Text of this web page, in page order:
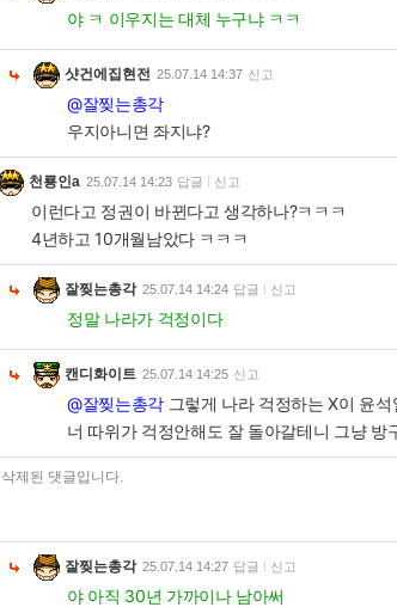
야 ㅋ 이우지는 대체 누구냐 ㅋㅋ
샷건에집현전 25.07.14 14:37 신고
@잘찢는총각
우지아니면 좌지냐?
천룡인a 25.07.14 14:23 답글 신고
이런다고 정권이 바뀐다고 생각하나?ㅋㅋㅋ
4년하고 10개월남았다 ㅋㅋㅋ
잘찢는총각 25.07.14 14:24 답글 신고
정말 나라가 걱정이다
캔디화이트 25.07.14 14:25 신고
@잘찢는총각그렇게 나라 걱정하는 X이 윤
너 따위가 걱정안해도 잘 돌아갈테니 그냥
삭제된 댓글입니다.
잘찢는총각 25.07.14 14:27 답글 신고
야 아직 30년 가까이나 남아써